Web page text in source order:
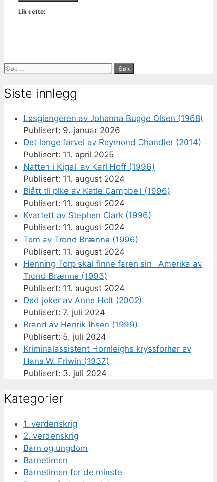
Lik dette:
Søk
Siste innlegg
Løsgjengeren av Johanna Bugge Olsen (1968)
9. januar 2026
Det lange farvel av Raymond Chandler (2014)
11. april 2025
Natten i Kigali av Karl Hoff (1996)
11. august 2024
Blått til pike av Katie Campbell (1996)
11. august 2024
Kvartett av Stephen Clark (1996)
11. august 2024
Tom av Trond Brænne (1996)
11. august 2024
Henning Torp skal finne faren sin i Amerika av
Trond Brænne (1993)
11. august 2024
Død joker av Anne Holt (2002)
7. juli 2024
Brand av Henrik Ibsen (1999)
5. juli 2024
Kriminalassistent Hornleighs kryssforhør av
Hans W. Priwin (1937)
3. juli 2024
Kategorier
1. verdenskrig
2. verdenskrig
Barn og ungdom
Barnetimen
Barnetimen for de minste